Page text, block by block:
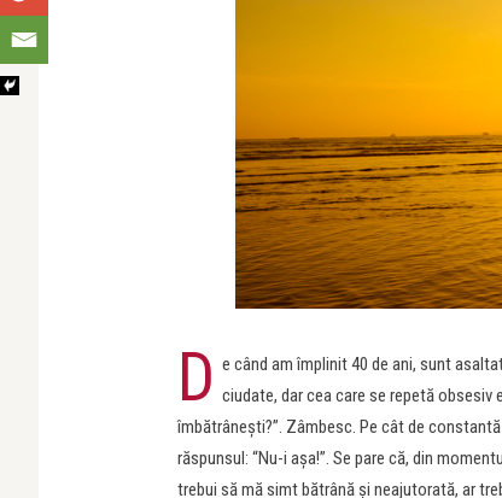
D e când am împlinit 40 de ani, sunt
ciudate, dar cea care se repetă obsesiv
îmbătrâneşti?”. Zâmbesc. Pe cât de
răspunsul: “Nu-i aşa!”. Se pare că, din
trebui să mă simt bătrână şi neajutorată, ar